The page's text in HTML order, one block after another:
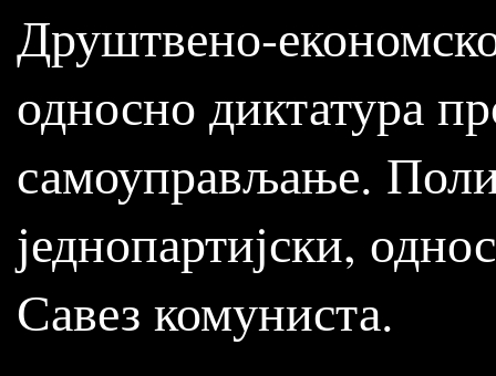
Друштвено-
односно диктатура
самоуправљање.
једнопартијски,
Савез комуниста.